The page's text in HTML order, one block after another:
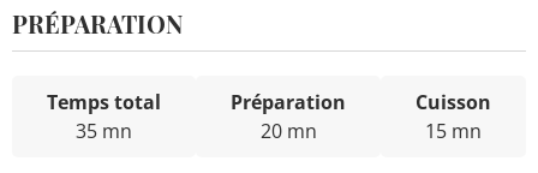
PRÉPARATION
Temps total
35 mn
Préparation
20 mn
Cuisson
15 mn